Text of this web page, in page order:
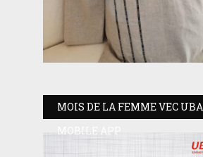
MOIS DE LA FEMME VEC UBA
MOBILE APP